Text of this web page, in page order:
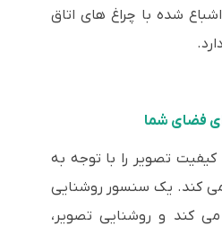
شده با چراغ های اتاق
فضای شما
Daylight View Basic کیفیت تصویر را با توجه به
می کند. یک سنسور روشنایی
می کند و روشنایی تصویر،